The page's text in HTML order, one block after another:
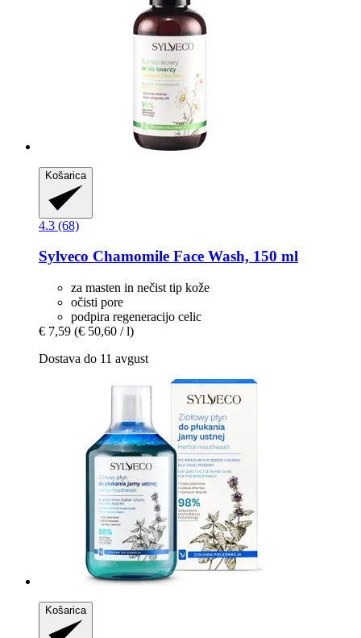
Košarica
4.3 (68)
Sylveco Chamomile Face Wash, 150 ml
za masten in nečist tip kože
očisti pore
podpira regeneracijo celic
€ 7,59 (€ 50,60 / l)
Dostava do 11 avgust
Košarica